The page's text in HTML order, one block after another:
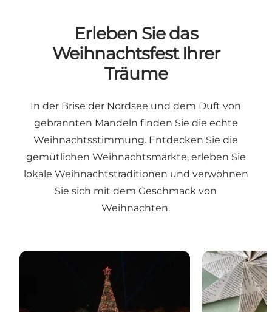
Erleben Sie das
Weihnachtsfest Ihrer
Träume
In der Brise der Nordsee und dem Duft von
gebrannten Mandeln finden Sie die echte
Weihnachtsstimmung. Entdecken Sie die
gemütlichen Weihnachtsmärkte, erleben Sie
lokale Weihnachtstraditionen und verwöhnen
Sie sich mit dem Geschmack von
Weihnachten.
Weihnachtsmärkte an der Nordwestküste
10